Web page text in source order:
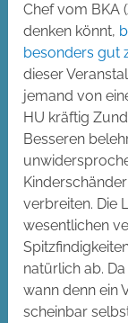
Chef vom BKA
denken könnt,
besonders gut
dieser
jemand von
HU kräftig
Besseren
verbreiten. Die
wesentlichen
natürlich ab.
wann denn ein
scheinbar